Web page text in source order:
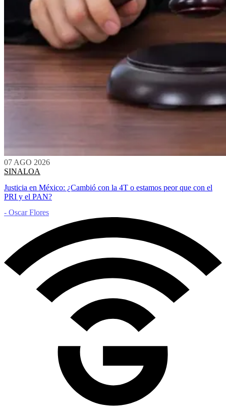
07 AGO 2026
SINALOA
Justicia en México: ¿Cambió con la 4T o estamos peor que con el
PRI y el PAN?
- Oscar Flores